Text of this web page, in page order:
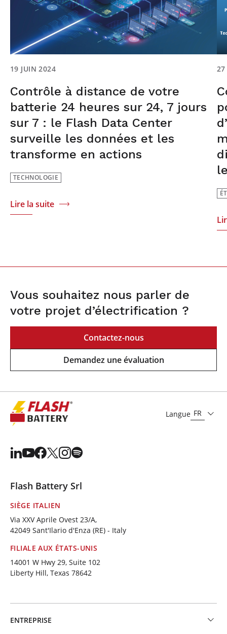
19 JUIN 2024
Contrôle à distance de votre
batterie 24 heures sur 24, 7 jours
sur 7 : le Flash Data Center
surveille les données et les
transforme en actions
TECHNOLOGIE
Lire la suite
27
Vous souhaitez nous parler de
votre projet d’électrification ?
Contactez-nous
Demandez une évaluation
Langue FR
Flash Battery Srl
SIÈGE ITALIEN
Via XXV Aprile Ovest 23/A,
42049 Sant'Ilario d'Enza (RE) - Italy
FILIALE AUX ÉTATS-UNIS
14001 W Hwy 29, Suite 102
Liberty Hill, Texas 78642
ENTREPRISE